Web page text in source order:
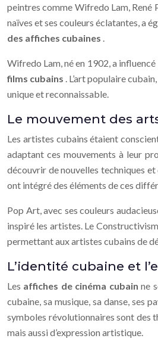
peintres comme Wifredo Lam, René
naïves et ses couleurs éclatantes, a
des affiches cubaines .
Wifredo Lam, né en 1902, a
films cubains . L’art populaire
unique et reconnaissable.
Le mouvement des
Les artistes cubains étaient
adaptant ces mouvements à leur
découvrir de nouvelles techniques
ont intégré des éléments de ces
Pop Art, avec ses couleurs
inspiré les artistes. Le
permettant aux artistes cubains de
L’identité cubaine et
Les affiches de cinéma cubainne
cubaine, sa musique, sa danse, ses
symboles révolutionnaires sont des
mais aussi d’expression artistique.